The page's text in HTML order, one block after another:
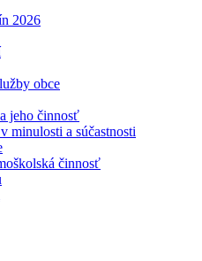
2026
obce
jeho činnosť
minulosti a súčastnosti
činnosť